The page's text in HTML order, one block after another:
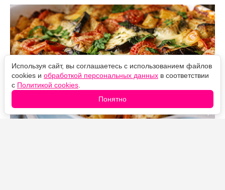
Используя сайт, вы соглашаетесь с использованием файлов
cookies и обработкой персональных данных в соответствии
с Политикой cookies
Понятно